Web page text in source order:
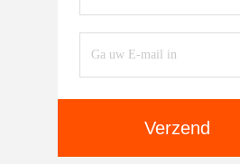
Verzend